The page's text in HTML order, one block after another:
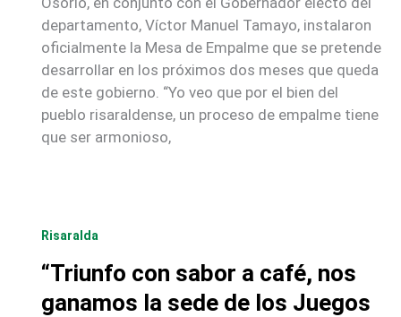
departamento, Víctor Manuel Tamayo, instalaron
oficialmente la Mesa de Empalme que se pretende
desarrollar en los próximos dos meses que queda
de este gobierno. “Yo veo que por el bien del
pueblo risaraldense, un proceso de empalme tiene
que ser armonioso,
Risaralda
“Triunfo con sabor a café, nos
ganamos la sede de los Juegos